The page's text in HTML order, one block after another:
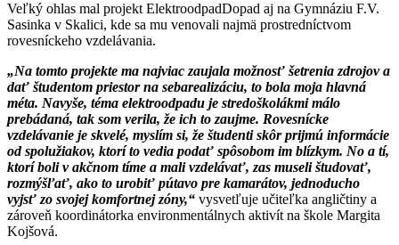
Veľký ohlas mal projekt ElektroodpadDopad aj na Gymnáziu F.V.
Sasinka v Skalici, kde sa mu venovali najmä prostredníctvom
rovesníckeho vzdelávania.
„Na tomto projekte ma najviac zaujala možnosť šetrenia zdrojov a
dať študentom priestor na sebarealizáciu, to bola moja hlavná
méta. Navyše, téma elektroodpadu je stredoškolákmi málo
prebádaná, tak som verila, že ich to zaujme. Rovesnícke
vzdelávanie je skvelé, myslím si, že študenti skôr prijmú informácie
od spolužiakov, ktorí to vedia podať spôsobom im blízkym. No a tí,
ktorí boli v akčnom tíme a mali vzdelávať, zas museli študovať,
rozmýšľať, ako to urobiť pútavo pre kamarátov, jednoducho
vyjsť zo svojej komfortnej zóny,“ vysvetľuje učiteľka angličtiny a
zároveň koordinátorka environmentálnych aktivít na škole Margita
Kojšová.